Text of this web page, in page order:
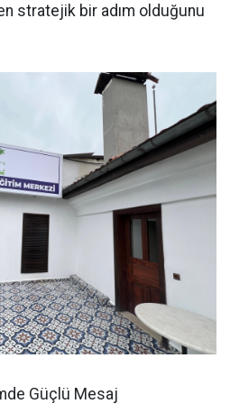
stratejik bir adım olduğunu
Güçlü Mesaj